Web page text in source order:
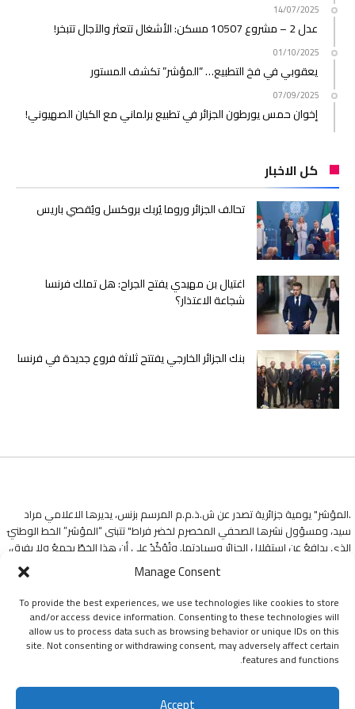
Manage Consent
To provide the best experiences, we use technologies like cookies to store
and/or access device information. Consenting to these technologies will
allow us to process data such as browsing behavior or unique IDs on this
site. Not consenting or withdrawing consent, may adversely affect certain
features and functions.
Accept
14/07/2025
عدل 2 – مشروع 10507 مسكن: الأشغال تتعثر والآجال تتبخر!
01/10/2025
يعقوبي في فخ التطبيع… “المؤشر” تكشف المستور
07/09/2025
إخوان حمس يورطون الجزائر في تطبيع برلماني مع الكيان الصهيوني!
كل الاخبار
تحالف الجزائر وروما يُربك بروكسل ويُقصي باريس
اغتيال بن مهيدي يفتح الجراح: هل تملك فرنسا
شجاعة الاعتذار؟
بنك الجزائر الخارجي يفتتح ثلاثة فروع جديدة في فرنسا
.المؤشر" يومية جزائرية تصدر عن ش.ذ.م.م المرسم بزنس، يديرها الاعلامي مراد
سيد، ومسؤول نشرها الصحفي المخصرم لخضر فراط" تتبنى “المؤشر” الخط الوطنيّ
الذي يدافعُ عن استقلالِ الجزائرِ وسيادتها. وتُؤكّدُ على أن هذا الخطّ يجمعُ ولا يفرق،
وأنّهُ طريقها ومنارةُ دربها في هذه التجربةِ الإعلاميةِ.